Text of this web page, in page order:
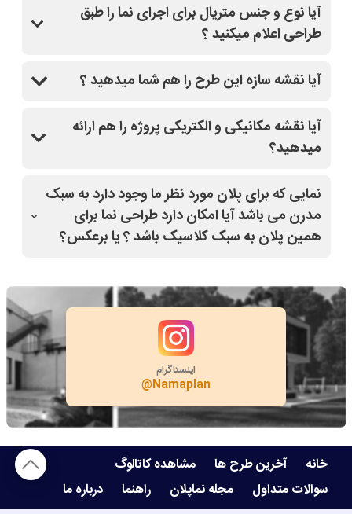
تغییرات(مشاوره رایگان)،سفارش خودتون رو ثبت کنید،
سپس از دفتر فنی سایت نماپلان باهاتون تماس میگیرند
آیا نوع و جنس متریال برای اجرای نما را طبق
طراحی اعلام میکنید ؟
آیا نقشه سازه این طرح را هم شما میدهید ؟
آیا نقشه مکانیکی و الکتریکی پروژه را هم ارائه
میدهید؟
نمایی که برای پلان مورد نظر ما وجود دارد به سبک
مدرن می باشد آیا امکان دارد طراحی نما برای
همین پلان به سبک کلاسیک باشد ؟ یا برعکس؟
اینستاگرام
@Namaplan
خانه آخرین طرح ها
مشاهده کاتالوگ
سوالات متداول
مجله نماپلان راهنما درباره ما